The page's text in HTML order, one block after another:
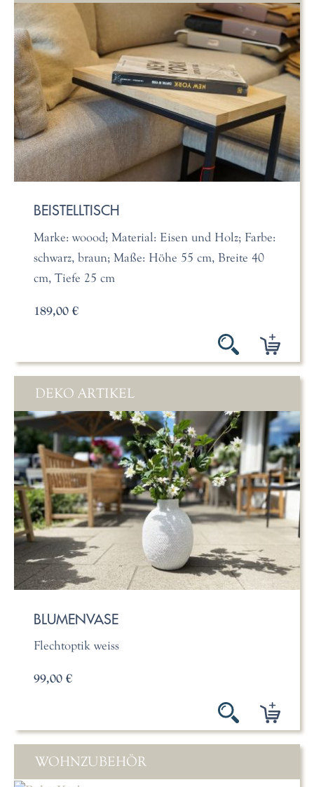
BEISTELLTISCH
Marke: woood; Material: Eisen und Holz; Farbe:
schwarz, braun; Maße: Höhe 55 cm, Breite 40
cm, Tiefe 25 cm
189,00 €
DEKO ARTIKEL
BLUMENVASE
Flechtoptik weiss
99,00 €
WOHNZUBEHÖR